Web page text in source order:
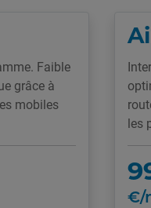
Faible
grâce à
mobiles
les
€/